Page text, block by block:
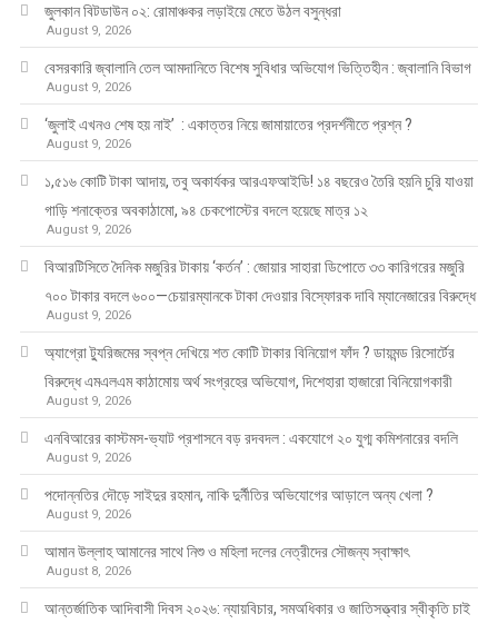
জুলকান বিটডাউন ০২: রোমাঞ্চকর লড়াইয়ে মেতে উঠল বসুন্ধরা
August 9, 2026
বেসরকারি জ্বালানি তেল আমদানিতে বিশেষ সুবিধার অভিযোগ ভিত্তিহীন : জ্বালানি বিভাগ
August 9, 2026
‘জুলাই এখনও শেষ হয় নাই’ : একাত্তর নিয়ে জামায়াতের প্রদর্শনীতে প্রশ্ন ?
August 9, 2026
১,৫১৬ কোটি টাকা আদায়, তবু অকার্যকর আরএফআইডি! ১৪ বছরেও তৈরি হয়নি চুরি যাওয়া
গাড়ি শনাক্তের অবকাঠামো, ৯৪ চেকপোস্টের বদলে হয়েছে মাত্র ১২
August 9, 2026
বিআরটিসিতে দৈনিক মজুরির টাকায় ‘কর্তন’ : জোয়ার সাহারা ডিপোতে ৩৩ কারিগরের মজুরি
৭০০ টাকার বদলে ৬০০—চেয়ারম্যানকে টাকা দেওয়ার বিস্ফোরক দাবি ম্যানেজারের বিরুদ্ধে
August 9, 2026
অ্যাগ্রো ট্যুরিজমের স্বপ্ন দেখিয়ে শত কোটি টাকার বিনিয়োগ ফাঁদ ? ডায়মন্ড রিসোর্টের
বিরুদ্ধে এমএলএম কাঠামোয় অর্থ সংগ্রহের অভিযোগ, দিশেহারা হাজারো বিনিয়োগকারী
August 9, 2026
এনবিআরের কাস্টমস-ভ্যাট প্রশাসনে বড় রদবদল : একযোগে ২০ যুগ্ম কমিশনারের বদলি
August 9, 2026
পদোন্নতির দৌড়ে সাইদুর রহমান, নাকি দুর্নীতির অভিযোগের আড়ালে অন্য খেলা ?
August 9, 2026
আমান উল্লাহ আমানের সাথে নিশু ও মহিলা দলের নেত্রীদের সৌজন্য স্বাক্ষাৎ
August 8, 2026
আন্তর্জাতিক আদিবাসী দিবস ২০২৬: ন্যায়বিচার, সমঅধিকার ও জাতিসত্ত্বার স্বীকৃতি চাই